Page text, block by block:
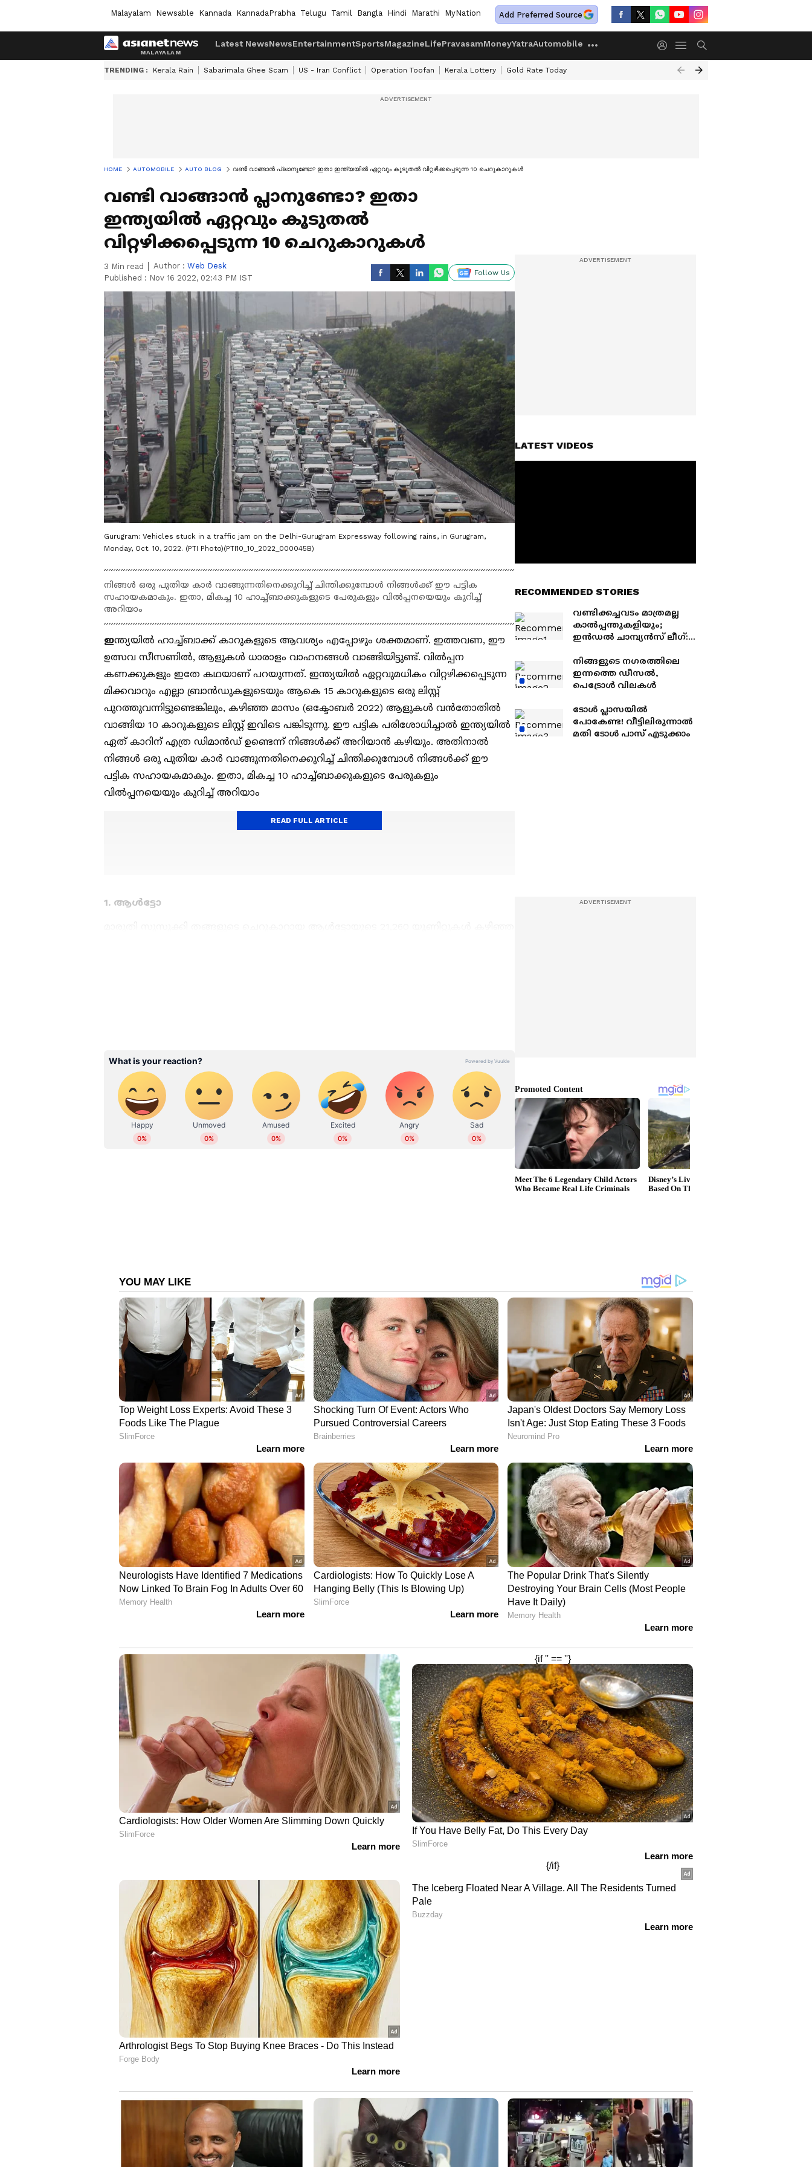
Malayalam Newsable Kannada KannadaPrabha Telugu Tamil Bangla Hindi Marathi MyNation Add Preferred Source
Latest NewsNewsEntertainmentSportsMagazineLifePravasamMoneyYatraAutomobile
TRENDING : Kerala Rain Sabarimala Ghee Scam US - Iran Conflict Operation Toofan Kerala Lottery Gold Rate Today
HOME AUTOMOBILE AUTO BLOG വണ്ടി വാങ്ങാൻ പ്ലാനുണ്ടോ? ഇതാ ഇന്ത്യയിൽ ഏറ്റവും കൂടുതൽ വിറ്റഴിക്കപ്പെടുന്ന 10 ചെറുകാറുകൾ
വണ്ടി വാങ്ങാൻ പ്ലാനുണ്ടോ? ഇതാ
ഇന്ത്യയിൽ ഏറ്റവും കൂടുതൽ
വിറ്റഴിക്കപ്പെടുന്ന 10 ചെറുകാറുകൾ
3 Min read Author : Web Desk
Published : Nov 16 2022, 02:43 PM IST
Follow Us
Gurugram: Vehicles stuck in a traffic jam on the Delhi-Gurugram Expressway following rains, in Gurugram,
Monday, Oct. 10, 2022. (PTI Photo)(PTI10_10_2022_000045B)
നിങ്ങൾ ഒരു പുതിയ കാർ വാങ്ങുന്നതിനെക്കുറിച്ച് ചിന്തിക്കുമ്പോള്‍ നിങ്ങള്‍ക്ക് ഈ പട്ടിക
സഹായകമാകും. ഇതാ, മികച്ച 10 ഹാച്ച്ബാക്കുകളുടെ പേരുകളും വിൽപ്പനയെയും കുറിച്ച്
അറിയാം
ഇന്ത്യയിൽ ഹാച്ച്ബാക്ക് കാറുകളുടെ ആവശ്യം എപ്പോഴും ശക്തമാണ്. ഇത്തവണ, ഈ
ഉത്സവ സീസണിൽ, ആളുകൾ ധാരാളം വാഹനങ്ങൾ വാങ്ങിയിട്ടുണ്ട്. വിൽപ്പന
കണക്കുകളും ഇതേ കഥയാണ് പറയുന്നത്. ഇന്ത്യയിൽ ഏറ്റവുമധികം വിറ്റഴിക്കപ്പെടുന്ന
മിക്കവാറും എല്ലാ ബ്രാൻഡുകളുടെയും ആകെ 15 കാറുകളുടെ ഒരു ലിസ്റ്റ്
പുറത്തുവന്നിട്ടുണ്ടെങ്കിലും, കഴിഞ്ഞ മാസം (ഒക്ടോബർ 2022) ആളുകൾ വൻതോതിൽ
വാങ്ങിയ 10 കാറുകളുടെ ലിസ്റ്റ് ഇവിടെ പങ്കിടുന്നു. ഈ പട്ടിക പരിശോധിച്ചാല്‍ ഇന്ത്യയിൽ
ഏത് കാറിന് എത്ര ഡിമാൻഡ് ഉണ്ടെന്ന് നിങ്ങൾക്ക് അറിയാൻ കഴിയും. അതിനാൽ
നിങ്ങൾ ഒരു പുതിയ കാർ വാങ്ങുന്നതിനെക്കുറിച്ച് ചിന്തിക്കുമ്പോള്‍ നിങ്ങള്‍ക്ക് ഈ
പട്ടിക സഹായകമാകും. ഇതാ, മികച്ച 10 ഹാച്ച്ബാക്കുകളുടെ പേരുകളും
വിൽപ്പനയെയും കുറിച്ച് അറിയാം
1. ആൾട്ടോ
വിൽപ്പനക്കാരനായി. കഴിഞ്ഞ വർഷം ഇതേ കാലയളവിൽ ഇത് 12,335 യൂണിറ്റായിരുന്നു.
ഇത്തവണ 45.48 ശതമാനം വളർച്ചയാണ് കമ്പനിയുടെ വാർഷിക വിൽപ്പനയിൽ
ഉണ്ടായത്.
3. മാരുതി സുസുക്കി സ്വിഫ്റ്റ് (17,231 യൂണിറ്റുകൾ വിറ്റു)
ഹാച്ച്ബാക്ക് കാർ സെഗ്‌മെന്റിലെ ഏറ്റവും ജനപ്രിയ കാറായ മാരുതി സ്വിഫ്റ്റ് കഴിഞ്ഞ
മാസം 17,231 യൂണിറ്റുകൾ വിറ്റു, കഴിഞ്ഞ വർഷം ഇതേ കാലയളവിൽ വിറ്റ 9,180
യൂണിറ്റുകളെ അപേക്ഷിച്ച് രാജ്യത്ത് ഏറ്റവുമധികം വിറ്റഴിക്കപ്പെട്ട മൂന്നാമത്തെ
കാറാണിത്. ഇത്തവണ 87.71 ശതമാനം വളർച്ചയാണ് കമ്പനിയുടെ വാർഷിക
വിൽപ്പനയിൽ ഉണ്ടായത്.
4. മാരുതി സുസുക്കി ബലേനോ (17,149 യൂണിറ്റുകൾ വിറ്റു)
പ്രീമിയം ഹാച്ച്ബാക്ക് കാർ വിഭാഗത്തിലെ ഏറ്റവും ജനപ്രീതിയാർജ്ജിച്ച കാറായ മാരുതി
ബലേനോ കഴിഞ്ഞ മാസം 17,149 യൂണിറ്റുകൾ വിറ്റു, കഴിഞ്ഞ വർഷം ഇതേ
കാലയളവിൽ 15,573 യൂണിറ്റുകൾ വിറ്റഴിച്ചപ്പോൾ രാജ്യത്ത് ഏറ്റവുമധികം വിറ്റഴിക്കപ്പെട്ട
നാലാമത്തെ കാറാണിത്. ഇത്തവണ 10.12 ശതമാനം വിൽപ്പന വളർച്ചയാണ് കമ്പനി
നേടിയത്.
5. ഹ്യൂണ്ടായി ഗ്രാൻഡ് ഐ10 നിയോസ് (8,855 യൂണിറ്റുകൾ വിറ്റു)
പ്രകടനത്തിനും പേരുകേട്ടതാണ്. നിലവിൽ രാജ്യത്ത് ഏറ്റവും കൂടുതൽ വിറ്റഴിക്കപ്പെടുന്ന
അഞ്ചാമത്തെ ചെറുകാറാണിത്. കഴിഞ്ഞ വർഷം ഇതേ കാലയളവിലെ 6,042
യൂണിറ്റുകളിൽ നിന്ന് കഴിഞ്ഞ മാസം 8,855 യൂണിറ്റുകൾ വിറ്റു. ഇത്തവണ 46.56
ശതമാനം വളർച്ചയാണ് കമ്പനിയുടെ വാർഷിക വിൽപ്പനയിൽ ഉണ്ടായത്.
6. ഹ്യുണ്ടായ് i20 (7814 യൂണിറ്റുകൾ വിറ്റു)
ഹ്യുണ്ടായിയുടെ പ്രീമിയം ഹാച്ച്ബാക്ക് കാർ i20 കഴിഞ്ഞ മാസം 7,814 യൂണിറ്റുകൾ വിറ്റു.
മുൻ വർഷം ഇതേ കാലയളവിലെ 4,414 യൂണിറ്റുകളെ അപേക്ഷിച്ച് ഇത്തവണ 77.03
കാര്യത്തിൽ, കഴിഞ്ഞ മാസം കമ്പനി ആറാം സ്ഥാനത്തായിരുന്നു.
7. ടാറ്റ ടിയാഗോ (7,187 യൂണിറ്റുകൾ വിറ്റു)
ഉപഭോക്താക്കളെ ആകർഷിക്കുന്നതിൽ ടാറ്റ മോട്ടോഴ്‌സിന്റെ ടിയാഗോ തീർച്ചയായും
വിജയിച്ചിട്ടുണ്ട്. കഴിഞ്ഞ വർഷം ഇതേ കാലയളവിലെ 4,040 യൂണിറ്റുകളിൽ നിന്ന്
കഴിഞ്ഞ മാസം 7,187 യൂണിറ്റുകൾ വിറ്റു. ഇത്തവണ 77.90 ശതമാനം വിൽപ്പന
വളർച്ചയാണ് കമ്പനി നേടിയത്. വിൽപ്പനയിൽ കഴിഞ്ഞ മാസം ഏഴാം
സ്ഥാനത്തായിരുന്നു.
8. ടാറ്റ ആൾട്രോസ് (4,770 യൂണിറ്റുകൾ വിറ്റു)
ടാറ്റ മോട്ടോഴ്‌സിൽ നിന്നുള്ള ആൾട്രോസ് അതിന്‍റെ സ്റ്റൈലിംഗ് കാരണം
ഉപഭോക്താക്കളുടെ ശ്രദ്ധ ആകർഷിക്കുന്നു. കഴിഞ്ഞ വർഷം ഇതേ കാലയളവിലെ 5,128
വളർച്ചയാണ് കമ്പനിയുടെ വിൽപ്പനയിൽ നഷ്ടമായത്. വിൽപ്പനയുടെ കാര്യത്തിൽ,
കഴിഞ്ഞ മാസം എട്ടാം സ്ഥാനത്തായിരുന്നു.
9. മാരുതി സുസുക്കി ഇഗ്നിസ് (4,743 യൂണിറ്റുകൾ വിറ്റു)
READ FULL ARTICLE
LATEST VIDEOS
RECOMMENDED STORIES
വണ്ടിക്കച്ചവടം മാത്രമല്ല
കാൽപ്പന്തുകളിയും;
ഇൻഡൽ ചാമ്പ്യൻസ് ലീഗ്:
പന്തുരുളുന്നു
നിങ്ങളുടെ നഗരത്തിലെ
ഇന്നത്തെ ഡീസൽ,
പെട്രോൾ വിലകൾ
ടോൾ പ്ലാസയിൽ
പോകേണ്ട! വീട്ടിലിരുന്നാൽ
മതി ടോൾ പാസ് എടുക്കാം